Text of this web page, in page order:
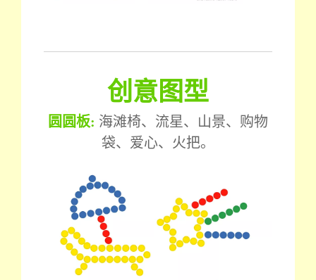
创意图型
圆圆板: 海滩椅、流星、山景、购物
袋、爱心、火把。